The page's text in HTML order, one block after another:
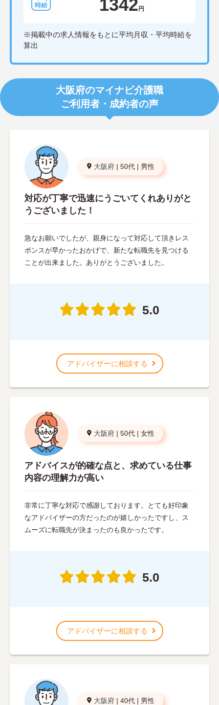
1342 円
※掲載中の求人情報をもとに平均月収・平均時給を
算出
大阪府のマイナビ介護職
ご利用者・成約者の声
大阪府 | 50代 | 男性
対応が丁寧で迅速にうごいてくれありがと
うございました！
急なお願いでしたが、親身になって対応して頂きレス
ポンスが早かったおかげで、新たな転職先を見つける
ことが出来ました。ありがとうございました。
5.0
アドバイザーに相談する
大阪府 | 50代 | 女性
アドバイスが的確な点と、求めている仕事
内容の理解力が高い
非常に丁寧な対応で感謝しております。とても好印象
なアドバイザーの方だったのが嬉しかったですし、ス
ムーズに転職先が決まったのも良かったです。
5.0
アドバイザーに相談する
大阪府 | 40代 | 男性